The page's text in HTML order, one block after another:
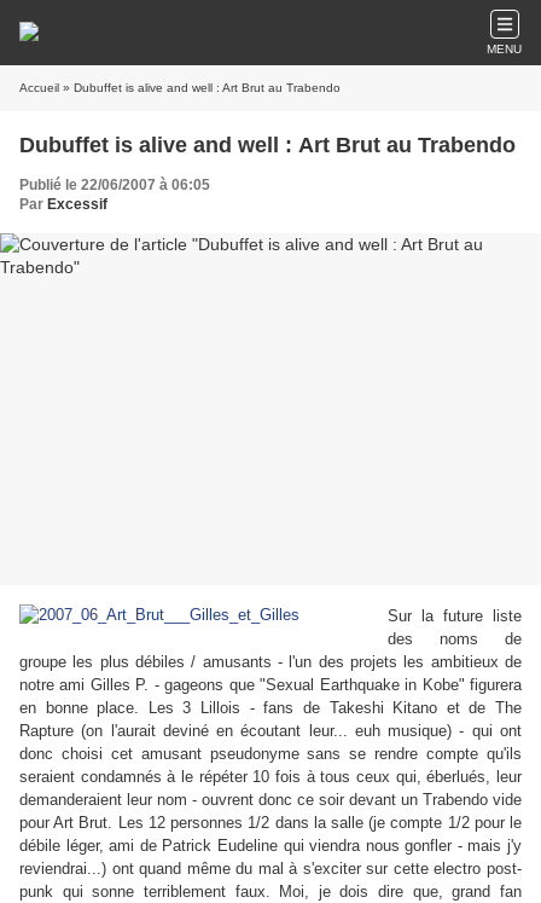
MENU
Accueil » Dubuffet is alive and well : Art Brut au Trabendo
Dubuffet is alive and well : Art Brut au Trabendo
Publié le 22/06/2007 à 06:05
Par Excessif
Sur la future liste
des noms de
groupe les plus débiles / amusants - l'un des projets les ambitieux de
notre ami Gilles P. - gageons que "Sexual Earthquake in Kobe" figurera
en bonne place. Les 3 Lillois - fans de Takeshi Kitano et de The
Rapture (on l'aurait deviné en écoutant leur... euh musique) - qui ont
donc choisi cet amusant pseudonyme sans se rendre compte qu'ils
seraient condamnés à le répéter 10 fois à tous ceux qui, éberlués, leur
demanderaient leur nom - ouvrent donc ce soir devant un Trabendo vide
pour Art Brut. Les 12 personnes 1/2 dans la salle (je compte 1/2 pour le
débile léger, ami de Patrick Eudeline qui viendra nous gonfler - mais j'y
reviendrai...) ont quand même du mal à s'exciter sur cette electro post-
punk qui sonne terriblement faux. Moi, je dois dire que, grand fan